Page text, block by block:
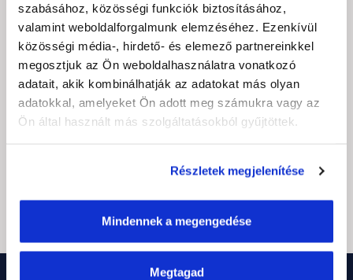
szabásához, közösségi funkciók biztosításához,
valamint weboldalforgalmunk elemzéséhez. Ezenkívül
közösségi média-, hirdető- és elemező partnereinkkel
megosztjuk az Ön weboldalhasználatra vonatkozó
adatait, akik kombinálhatják az adatokat más olyan
adatokkal, amelyeket Ön adott meg számukra vagy az
Ön által használt más szolgáltatásokból gyűjtöttek.
Részletek megjelenítése
Mindennek a megengedése
Megtagad
IRATKOZZON FEL A
HÍRLEVÉLRE
E-
mail